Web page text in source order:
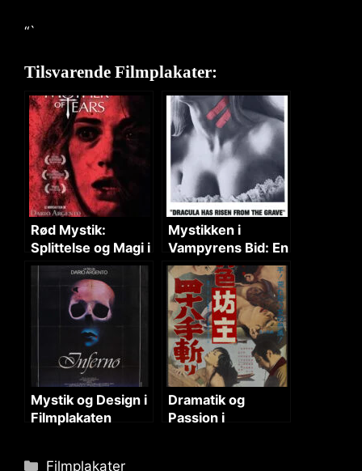
“`
Tilsvarende Filmplakater:
Rød Mystik:
Splittelse og Magi i
Skæret
Mystikken i
Vampyrens Bid: En
Horrorfilm Analyse
Mystik og Design i
Filmplakaten
Dramatik og
Passion i
Categories
Filmplakater